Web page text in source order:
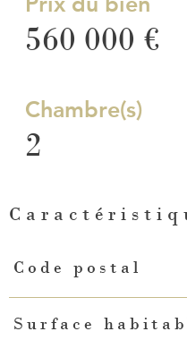
560 000 €
Chambre(s)
2
Caractéristiques
Code postal
Surface